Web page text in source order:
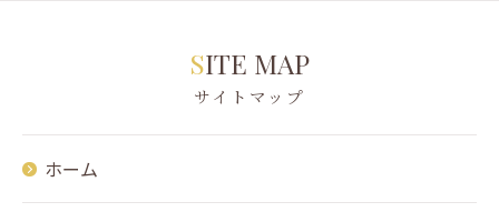
サイトマップ
SITE MAP
ホーム